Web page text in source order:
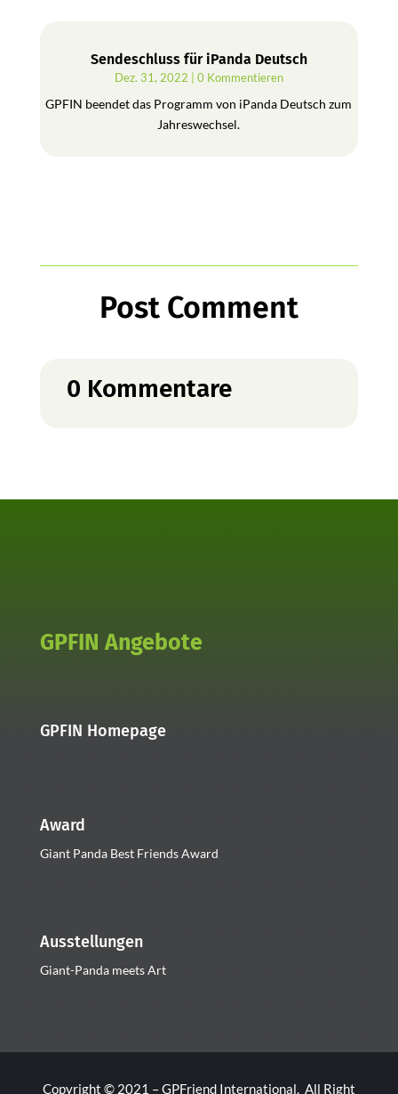
Sendeschluss für iPanda Deutsch
Dez. 31, 2022 | 0 Kommentieren
GPFIN beendet das Programm von iPanda Deutsch zum
Jahreswechsel.
Post Comment
0 Kommentare
GPFIN Angebote
GPFIN Homepage
Award
Giant Panda Best Friends Award
Ausstellungen
Giant-Panda meets Art
Copyright © 2021 – GPFriend International. All Right